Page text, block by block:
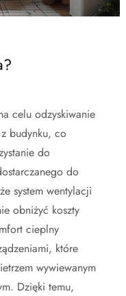
celu odzyskiwanie
budynku, co
do
do
system wentylacji
obniżyć koszty
cieplny
które
wywiewanym
Dzięki temu,